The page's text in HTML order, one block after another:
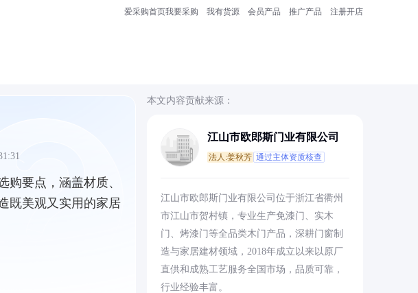
爱采购首页我要采购 我有货源 会员产品 推广产品 注册开店
购要点，涵盖材质、
既美观又实用的家居
本文内容贡献来源：
江山市欧郎斯门业有限公司
法人:姜秋芳 通过主体资质核查
江山市欧郎斯门业有限公司位于浙江省衢州
市江山市贺村镇，专业生产免漆门、实木
门、烤漆门等全品类木门产品，深耕门窗制
造与家居建材领域，2018年成立以来以原厂
直供和成熟工艺服务全国市场，品质可靠，
行业经验丰富。